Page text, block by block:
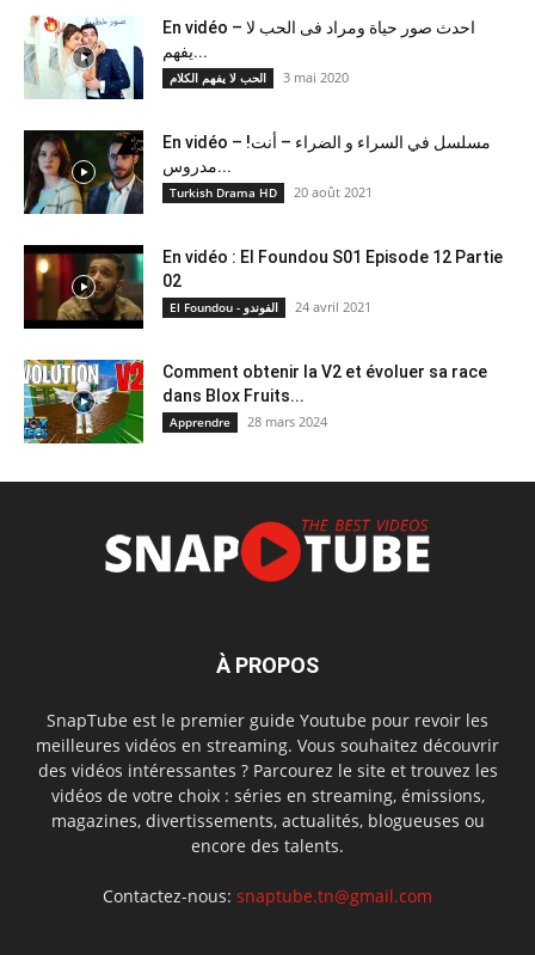
En vidéo – احدث صور حياة ومراد فى الحب لا
يفهم...
الحب لا يفهم الكلام 3 mai 2020
En vidéo – !مسلسل في السراء و الضراء – أنت
مدروس...
Turkish Drama HD 20 août 2021
En vidéo : El Foundou S01 Episode 12 Partie
02
El Foundou - الفوندو 24 avril 2021
Comment obtenir la V2 et évoluer sa race
dans Blox Fruits...
Apprendre 28 mars 2024
À PROPOS
SnapTube est le premier guide Youtube pour revoir les
meilleures vidéos en streaming. Vous souhaitez découvrir
des vidéos intéressantes ? Parcourez le site et trouvez les
vidéos de votre choix : séries en streaming, émissions,
magazines, divertissements, actualités, blogueuses ou
encore des talents.
Contactez-nous: snaptube.tn@gmail.com